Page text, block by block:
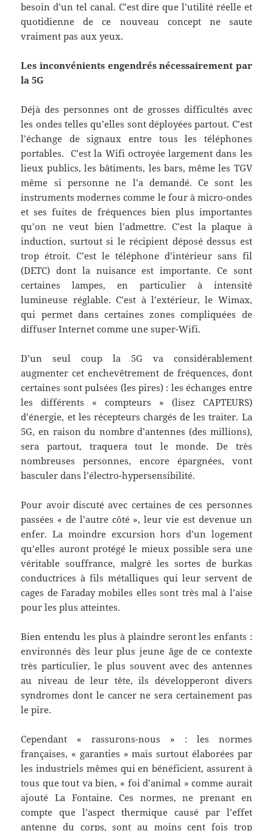
besoin d’un tel canal. C’est dire que l’utilité réelle et
quotidienne de ce nouveau concept ne saute
vraiment pas aux yeux.
Les inconvénients engendrés nécessairement par
la 5G
Déjà des personnes ont de grosses difficultés avec
les ondes telles qu’elles sont déployées partout. C’est
l’échange de signaux entre tous les téléphones
portables. C’est la Wifi octroyée largement dans les
lieux publics, les bâtiments, les bars, même les TGV
même si personne ne l’a demandé. Ce sont les
instruments modernes comme le four à micro-ondes
et ses fuites de fréquences bien plus importantes
qu’on ne veut bien l’admettre. C’est la plaque à
induction, surtout si le récipient déposé dessus est
trop étroit. C’est le téléphone d’intérieur sans fil
(DETC) dont la nuisance est importante. Ce sont
certaines lampes, en particulier à intensité
lumineuse réglable. C’est à l’extérieur, le Wimax,
qui permet dans certaines zones compliquées de
diffuser Internet comme une super-Wifi.
D’un seul coup la 5G va considérablement
augmenter cet enchevêtrement de fréquences, dont
certaines sont pulsées (les pires) : les échanges entre
les différents « compteurs » (lisez CAPTEURS)
d’énergie, et les récepteurs chargés de les traiter. La
5G, en raison du nombre d’antennes (des millions),
sera partout, traquera tout le monde. De très
nombreuses personnes, encore épargnées, vont
basculer dans l’électro-hypersensibilité.
Pour avoir discuté avec certaines de ces personnes
passées « de l’autre côté », leur vie est devenue un
enfer. La moindre excursion hors d’un logement
qu’elles auront protégé le mieux possible sera une
véritable souffrance, malgré les sortes de burkas
conductrices à fils métalliques qui leur servent de
cages de Faraday mobiles elles sont très mal à l’aise
pour les plus atteintes.
Bien entendu les plus à plaindre seront les enfants :
environnés dès leur plus jeune âge de ce contexte
très particulier, le plus souvent avec des antennes
au niveau de leur tête, ils développeront divers
syndromes dont le cancer ne sera certainement pas
le pire.
Cependant « rassurons-nous » : les normes
françaises, « garanties » mais surtout élaborées par
les industriels mêmes qui en bénéficient, assurent à
tous que tout va bien, « foi d’animal » comme aurait
ajouté La Fontaine. Ces normes, ne prenant en
compte que l’aspect thermique causé par l’effet
antenne du corps, sont au moins cent fois trop